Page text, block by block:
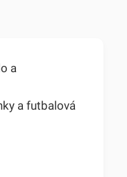
a
a futbalová